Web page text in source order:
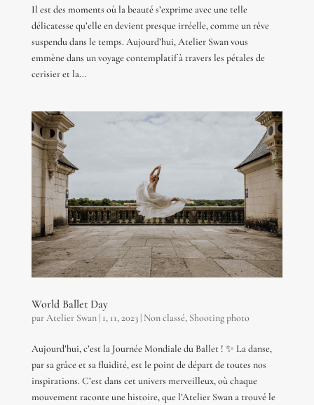
Il est des moments où la beauté s’exprime avec une telle
délicatesse qu’elle en devient presque irréelle, comme un rêve
suspendu dans le temps. Aujourd’hui, Atelier Swan vous
emmène dans un voyage contemplatif à travers les pétales de
cerisier et la...
World Ballet Day
parAtelier Swan| 1, 11, 2023| Non classé, Shooting photo
Aujourd’hui, c’est la Journée Mondiale du Ballet ! ✨ La danse,
par sa grâce et sa fluidité, est le point de départ de toutes nos
inspirations. C’est dans cet univers merveilleux, où chaque
mouvement raconte une histoire, que l’Atelier Swan a trouvé le